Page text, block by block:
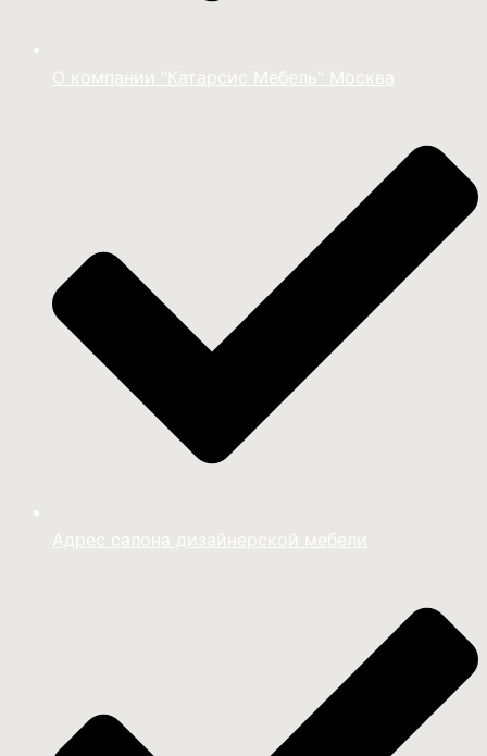
О компании "Катарсис Мебель" Москва
Адрес салона дизайнерской мебели